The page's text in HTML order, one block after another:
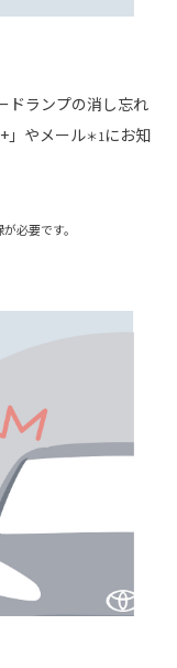
ドランプの消し忘れ
」やメール＊1にお知
必要です。